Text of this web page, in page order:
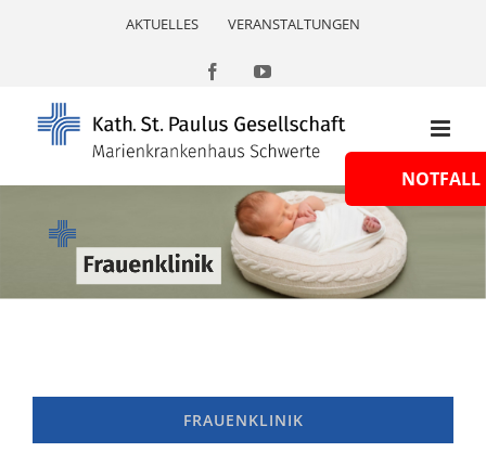
AKTUELLES VERANSTALTUNGEN
FacebookYouTube
FRAUENKLINIK
NOTFALL